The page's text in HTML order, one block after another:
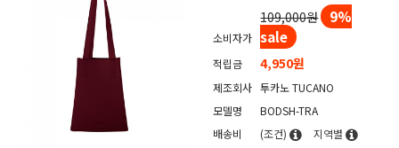
소비자가
109,000원 9%
sale
적립금 4,950원
제조회사 투카노 TUCANO
모델명
BODSH-TRA
배송비
(조건)
지역별